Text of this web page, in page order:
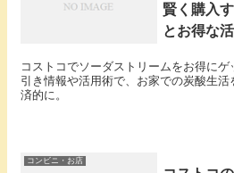
賢く購入
とお得な
コストコでソーダストリームをお得に
引き情報や活用術で、お家での炭酸生
済的に。
コンビニ・お店